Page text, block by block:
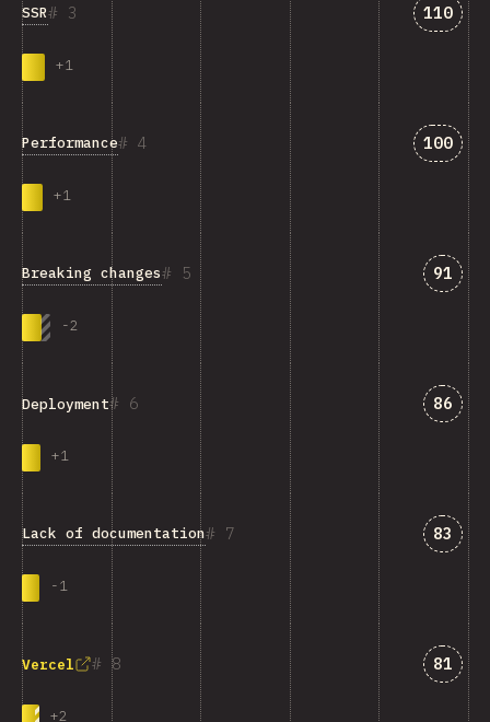
3
SSR
+1
匹配
110
4
Performance
+1
匹配
100
5
Breaking changes
-2
匹配
91
6
Deployment
+1
匹配
86
7
Lack of documentation
-1
匹配
83
8
Vercel
+2
匹配
81